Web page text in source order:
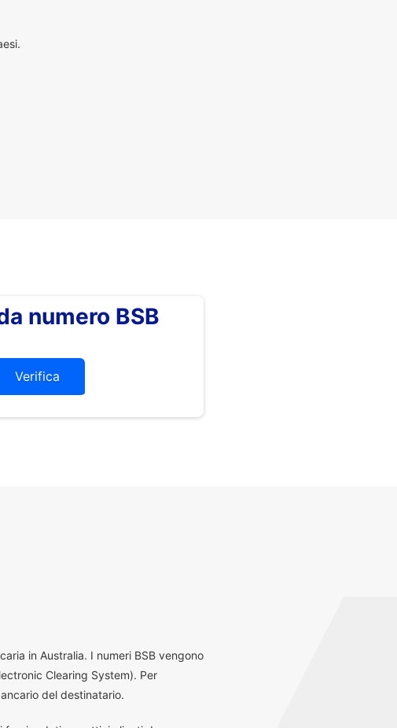
numero BSB
Verifica
in Australia. I numeri BSB vengono
Clearing System). Per
del destinatario.